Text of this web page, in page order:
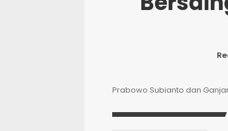
Prabowo Subianto dan